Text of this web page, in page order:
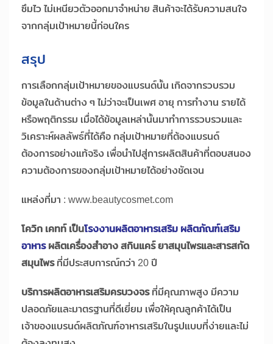
ซึมไว ไม่เหนียวตัวออกมาจำหน่าย สินค้าจะได้รับความสนใจ
จากกลุ่มเป้าหมายนี้ก่อนใคร
สรุป
การเลือกกลุ่มเป้าหมายของแบรนด์นั้น เกิดจากรวบรวม
ข้อมูลในด้านต่าง ๆ ไม่ว่าจะเป็นเพศ อายุ การทำงาน รายได้
หรือพฤติกรรม เมื่อได้ข้อมูลเหล่านั้นมาทำการรวบรวมและ
วิเคราะห์ผลลัพธ์ที่ได้คือ กลุ่มเป้าหมายที่ต้องแบรนด์
ต้องการอย่างแท้จริง เพื่อนำไปสู่การผลิตสินค้าที่ตอบสนอง
ความต้องการของกลุ่มเป้าหมายได้อย่างชัดเจน
แหล่งที่มา : www.beautycosmet.com
โควิก เคทท์ เป็นโรงงานผลิตอาหารเสริม ผลิตภัณฑ์เสริม
อาหารผลิตเครื่องสำอาง สกินแคร์ ยาสมุนไพรและสารสกัด
สมุนไพรที่มีประสบการณ์กว่า 20 ปี
บริการผลิตอาหารเสริมครบวงจรที่มีคุณภาพสูง มีความ
ปลอดภัยและมาตรฐานที่ดีเยี่ยม เพื่อให้คุณลูกค้าได้เป็น
เจ้าของแบรนด์ผลิตภัณฑ์อาหารเสริมในรูปแบบที่ง่ายและไม่